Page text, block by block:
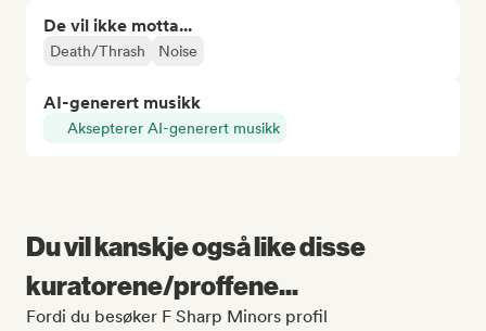
De vil ikke motta...
Death/Thrash Noise
AI-generert musikk
Aksepterer AI-generert musikk
Du vil kanskje også like disse
kuratorene/proffene...
Fordi du besøker F Sharp Minors profil